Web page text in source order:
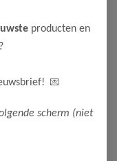
140
producten en
💌
scherm (niet